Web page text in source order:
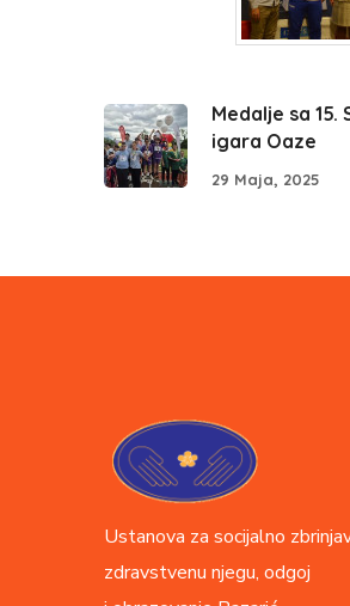
Medalje sa 15.
igara Oaze
29 Maja, 2025
Ustanova za socijalno
zdravstvenu njegu, odgoj